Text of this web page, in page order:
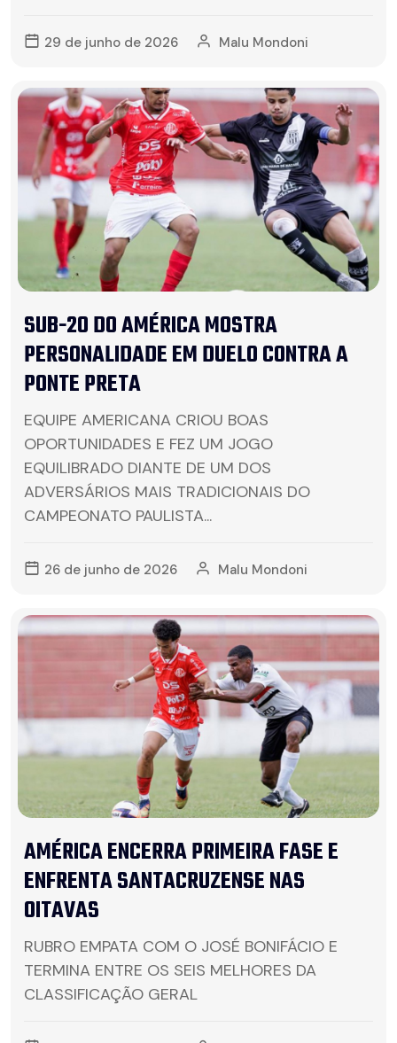
29 de junho de 2026 Malu Mondoni
SUB-20 DO AMÉRICA MOSTRA
PERSONALIDADE EM DUELO CONTRA A
PONTE PRETA
EQUIPE AMERICANA CRIOU BOAS
OPORTUNIDADES E FEZ UM JOGO
EQUILIBRADO DIANTE DE UM DOS
ADVERSÁRIOS MAIS TRADICIONAIS DO
CAMPEONATO PAULISTA...
26 de junho de 2026 Malu Mondoni
AMÉRICA ENCERRA PRIMEIRA FASE E
ENFRENTA SANTACRUZENSE NAS
OITAVAS
RUBRO EMPATA COM O JOSÉ BONIFÁCIO E
TERMINA ENTRE OS SEIS MELHORES DA
CLASSIFICAÇÃO GERAL